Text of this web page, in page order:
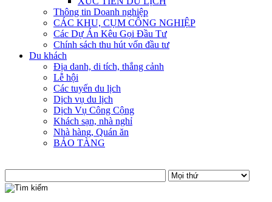
Thông tin Doanh nghiệp
CÁC KHU, CỤM CÔNG NGHIỆP
Các Dự Án Kêu Gọi Đầu Tư
Chính sách thu hút vốn đầu tư
Du khách
Địa danh, di tích, thắng cảnh
Lễ hội
Các tuyến du lịch
Dịch vụ du lịch
Dịch Vụ Công Cộng
Khách sạn, nhà nghỉ
Nhà hàng, Quán ăn
BẢO TÀNG